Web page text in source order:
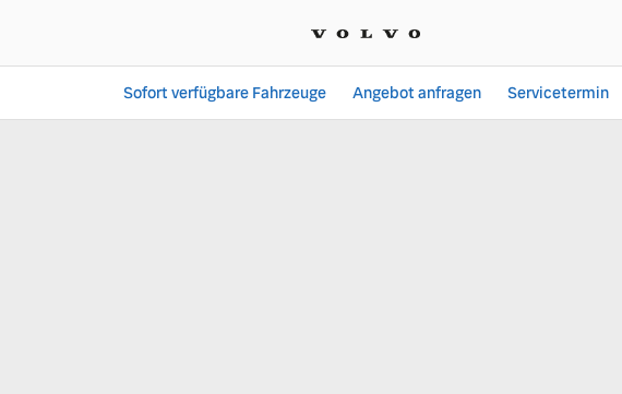
Sofort verfügbare Fahrzeuge Angebot anfragen Servicetermin